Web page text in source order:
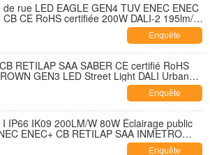
de rue LED EAGLE GEN4 TUV ENEC ENEC
CB CE RoHS certifiée 200W DALI-2 195lm/W
de fermeture de douille NEMA 7
et parasurtenseur 10KV Conception à
sans outil et autonettoyante
Enquête
maintenant
RETILAP SAA SABER CE certifié RoHS
GEN3 LED Street Light DALI Urban
Light Garden Light INMETRO IP66 Design
Enquête
maintenant
I IP66 IK09 200LM/W 80W Éclairage public
ENEC+ CB RETILAP SAA INMETRO
Zhaga-D4i Garantie 10 ans Conception
Enquête